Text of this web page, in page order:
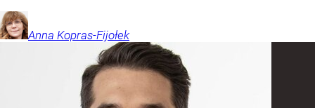
Anna Kopras-Fijołek